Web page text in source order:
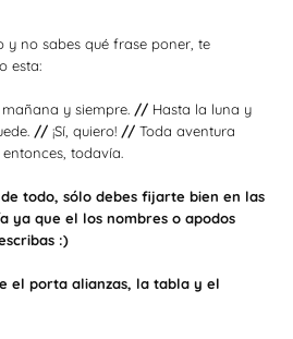
y no sabes qué frase poner, te
esta:
mañana y siempre. // Hasta la luna y
// ¡Sí, quiero! // Toda aventura
entonces, todavía.
todo, sólo debes fijarte bien en las
ya que el los nombres o apodos
:)
el porta alianzas, la tabla y el